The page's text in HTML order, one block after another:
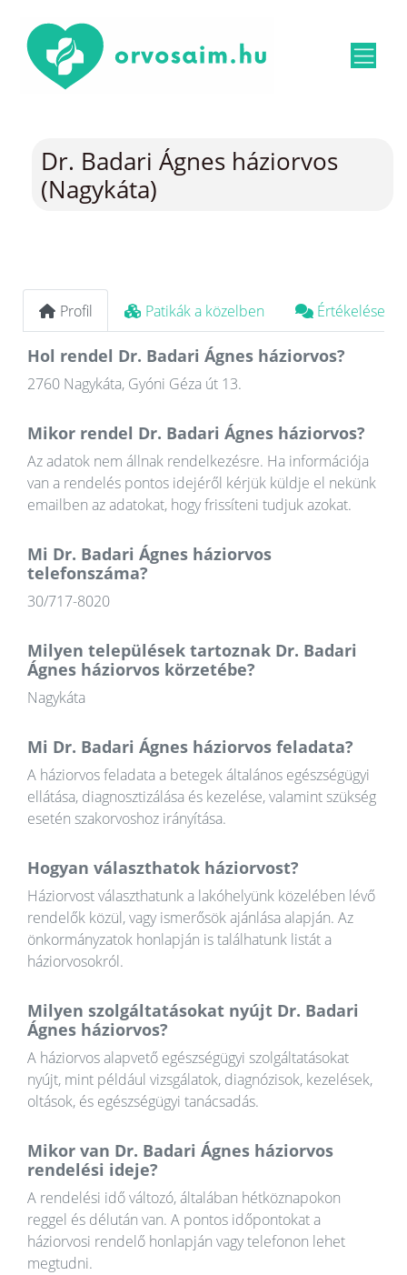
Dr. Badari Ágnes háziorvos
(Nagykáta)
Profil Patikák a közelben Értékelések
Hol rendel Dr. Badari Ágnes háziorvos?
2760 Nagykáta, Gyóni Géza út 13.
Mikor rendel Dr. Badari Ágnes háziorvos?
Az adatok nem állnak rendelkezésre. Ha információja
van a rendelés pontos idejéről kérjük küldje el nekünk
emailben az adatokat, hogy frissíteni tudjuk azokat.
Mi Dr. Badari Ágnes háziorvos
telefonszáma?
30/717-8020
Milyen települések tartoznak Dr. Badari
Ágnes háziorvos körzetébe?
Nagykáta
Mi Dr. Badari Ágnes háziorvos feladata?
A háziorvos feladata a betegek általános egészségügyi
ellátása, diagnosztizálása és kezelése, valamint szükség
esetén szakorvoshoz irányítása.
Hogyan választhatok háziorvost?
Háziorvost választhatunk a lakóhelyünk közelében lévő
rendelők közül, vagy ismerősök ajánlása alapján. Az
önkormányzatok honlapján is találhatunk listát a
háziorvosokról.
Milyen szolgáltatásokat nyújt Dr. Badari
Ágnes háziorvos?
A háziorvos alapvető egészségügyi szolgáltatásokat
nyújt, mint például vizsgálatok, diagnózisok, kezelések,
oltások, és egészségügyi tanácsadás.
Mikor van Dr. Badari Ágnes háziorvos
rendelési ideje?
A rendelési idő változó, általában hétköznapokon
reggel és délután van. A pontos időpontokat a
háziorvosi rendelő honlapján vagy telefonon lehet
megtudni.